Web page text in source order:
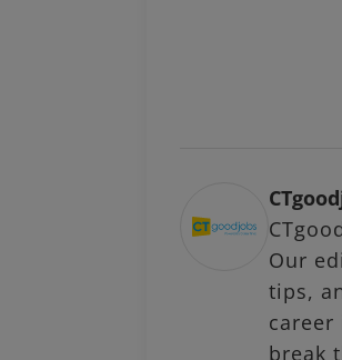
Our
tips,
break